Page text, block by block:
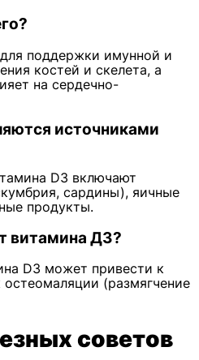
поддержки имунной и
костей и скелета, а
на сердечно-
источниками
D3 включают
сардины), яичные
продукты.
витамина Д3?
D3 может привести к
остеомаляции (размягчение
советов